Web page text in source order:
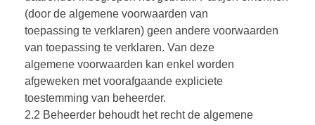
(door de algemene voorwaarden van
toepassing te verklaren) geen andere voorwaarden
van toepassing te verklaren. Van deze
algemene voorwaarden kan enkel worden
afgeweken met voorafgaande expliciete
toestemming van beheerder.
2.2 Beheerder behoudt het recht de algemene